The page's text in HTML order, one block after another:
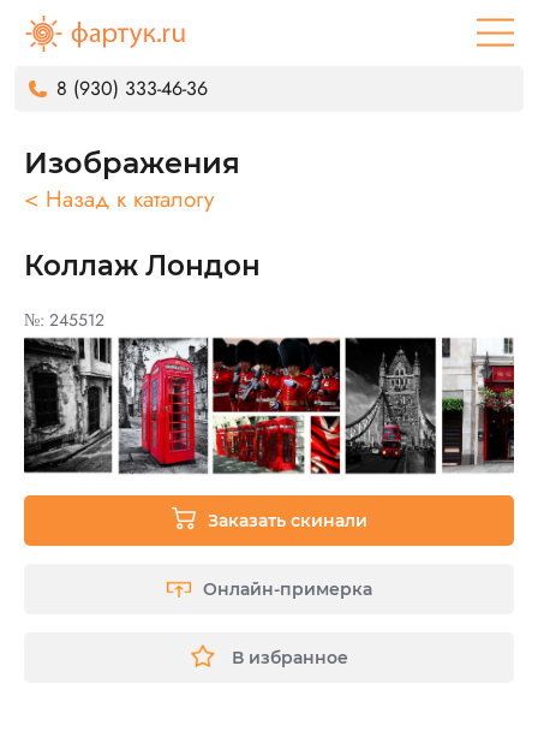
8 (930) 333-46-36
Изображения
< Назад к каталогу
Коллаж Лондон
№: 245512
Заказать скинали
Онлайн-примерка
В избранное